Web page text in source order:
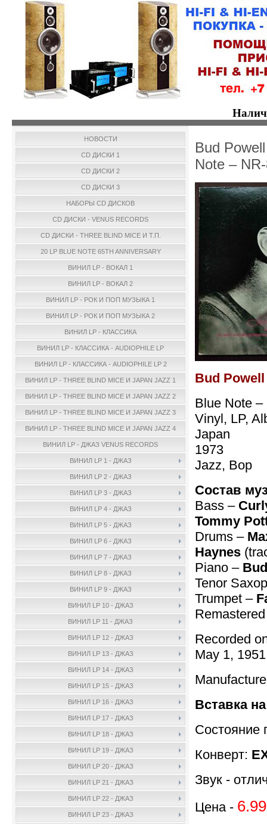
НОВОСТИ
CD ДИСКИ 1
CD ДИСКИ 2
CD ДИСКИ 3
НАБОРЫ CD ДИСКОВ
CD ДИСКИ - VENUS RECORDS
CD ДИСКИ - THREE BLIND MICE И Т.П.
20 LP BLUE NOTE 65TH ANNIVERSARY
ВИНИЛ LP - ВОКАЛ 1
ВИНИЛ LP - ВОКАЛ 2
ВИНИЛ LP - РОК И ПОП МУЗЫКА 1
ВИНИЛ LP - РОК И ПОП МУЗЫКА 2
ВИНИЛ LP - КЛАССИКА
ВИНИЛ LP - КЛАССИКА - AUDIOPHILE LP
ВИНИЛ LP - КЛАССИКА - AUDIOPHILE LP 2
ВИНИЛ LP - THREE BLIND MICE И JAPAN JAZZ 1
ВИНИЛ LP - THREE BLIND MICE И JAPAN JAZZ 2
ВИНИЛ LP - THREE BLIND MICE И JAPAN JAZZ 3
ВИНИЛ LP - THREE BLIND MICE И JAPAN JAZZ 4
ВИНИЛ LP - ДЖАЗ VENUS RECORDS
ВИНИЛ LP 1 - ДЖАЗ
ВИНИЛ LP 2 - ДЖАЗ
ВИНИЛ LP 3 - ДЖАЗ
ВИНИЛ LP 4 - ДЖАЗ
ВИНИЛ LP 5 - ДЖАЗ
ВИНИЛ LP 6 - ДЖАЗ
ВИНИЛ LP 7 - ДЖАЗ
ВИНИЛ LP 8 - ДЖАЗ
ВИНИЛ LP 9 - ДЖАЗ
ВИНИЛ LP 10 - ДЖАЗ
ВИНИЛ LP 11 - ДЖАЗ
ВИНИЛ LP 12 - ДЖАЗ
ВИНИЛ LP 13 - ДЖАЗ
ВИНИЛ LP 14 - ДЖАЗ
ВИНИЛ LP 15 - ДЖАЗ
ВИНИЛ LP 16 - ДЖАЗ
ВИНИЛ LP 17 - ДЖАЗ
ВИНИЛ LP 18 - ДЖАЗ
ВИНИЛ LP 19 - ДЖАЗ
ВИНИЛ LP 20 - ДЖАЗ
ВИНИЛ LP 21 - ДЖАЗ
ВИНИЛ LP 22 - ДЖАЗ
ВИНИЛ LP 23 - ДЖАЗ
Bud
Note –
Bud
Blue Note
Vinyl, LP,
Japan
1973
Jazz, Bop
Состав
Bass –
Tommy
Drums –
Haynes
Piano –
Tenor
Trumpet –
Recorded
May 1,
Вставка
Состояние
Конверт:
Звук -
Цена -